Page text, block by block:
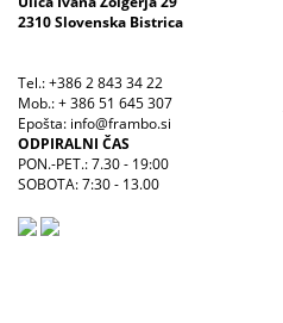
2310 Slovenska Bistrica
Tel.: +386 2 843 34 22
Mob.: + 386 51 645 307
Epošta: info@frambo.si
ODPIRALNI ČAS
PON.-PET.: 7.30 - 19:00
SOBOTA: 7:30 - 13.00